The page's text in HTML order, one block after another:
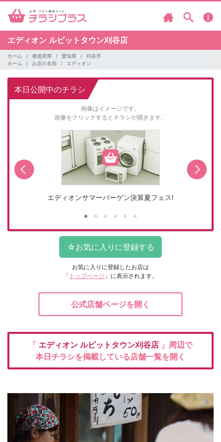
エディオン ルビットタウン刈谷店
ホーム 都道府県 愛知県
刈谷市
ホーム
お店の名前 エディオン
本日公開中のチラシ
画像はイメージです。
画像をクリックするとチラシが開きます。
エディオンサマーバーゲン決算夏フェス!
お気に入りに登録したお店は
「 トップページ 」に表示されます。
公式店舗ページを開く
「 エディオン ルビットタウン刈谷店 」周辺で
本日チラシを掲載している店舗一覧を開く